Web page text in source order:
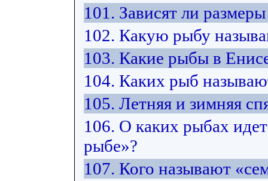
101. Зависят ли
102. Какую рыбу
103. Какие рыбы в
104. Каких рыб
105. Летняя и зимняя
106. О каких рыбах
рыбе»?
107. Кого называют